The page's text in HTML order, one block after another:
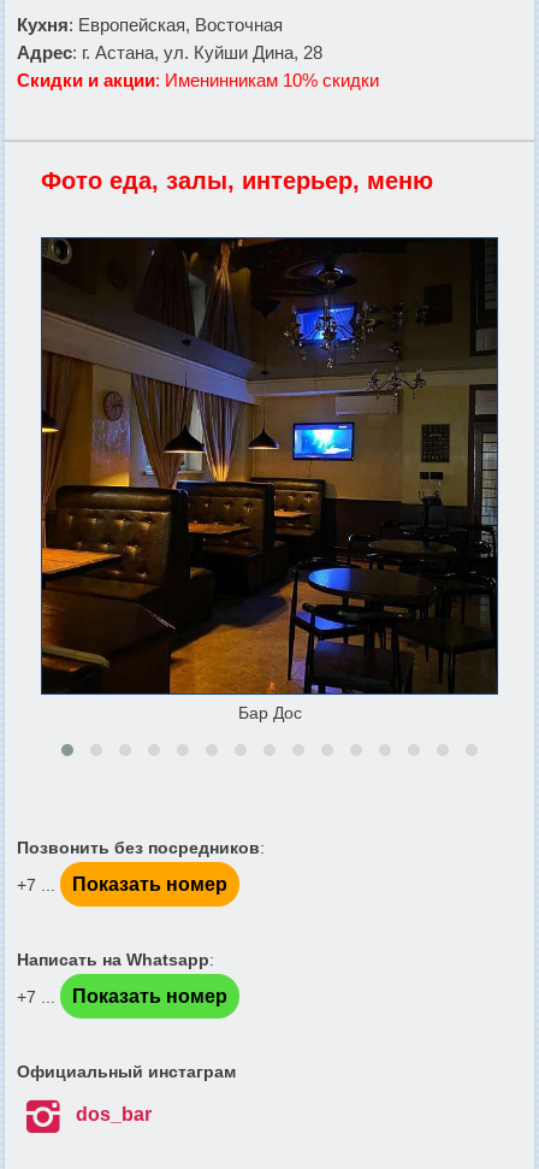
Кухня: Европейская, Восточная
Адрес: г. Астана, ул. Куйши Дина, 28
Скидки и акции: Именинникам 10% скидки
Фото еда, залы, интерьер, меню
Бар Дос
Позвонить без посредников:
+7 ...
Показать номер
Написать на Whatsapp:
+7 ...
Показать номер
Официальный инстаграм
 dos_bar